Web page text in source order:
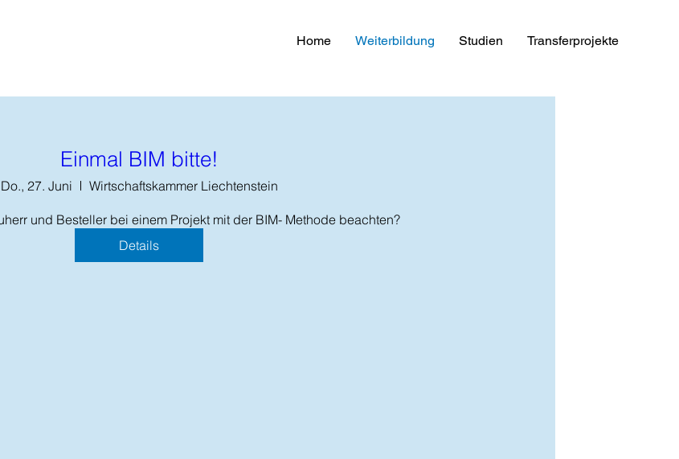
Home Weiterbildung Studien Transferprojekte
Einmal BIM bitte!
Do., 27. Juni Wirtschaftskammer Liechtenstein
und Besteller bei einem Projekt mit der BIM- Methode beachten?
Details